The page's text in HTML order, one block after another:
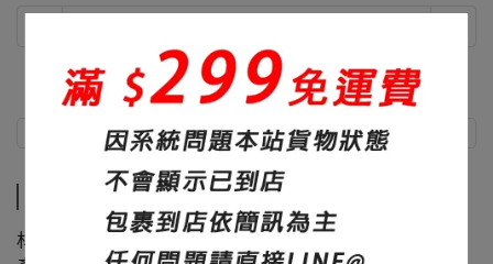
商品介紹 尺寸說明
商品介紹
材質：60%棉+40%聚酯纖維